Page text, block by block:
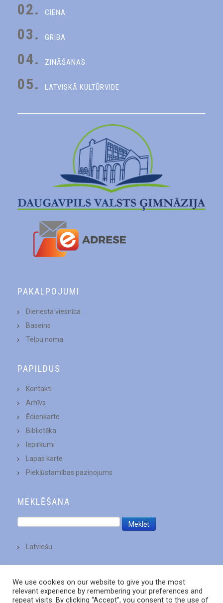
02. CIEŅA
03. GRIBA
04. ZINĀŠANAS
05. LATVISKĀ KULTŪRVIDE
PAKALPOJUMI
Dienesta viesnīca
Baseins
Telpu noma
PAPILDUS
Kontakti
Arhīvs
Ēdienkarte
Bibliotēka
Iepirkumi
Lapas karte
Piekļūstamības paziņojums
MEKLĒŠANA
Latviešu
We use cookies on our website to give you the most
relevant experience by remembering your preferences and
repeat visits. By clicking “Accept”, you consent to the use of